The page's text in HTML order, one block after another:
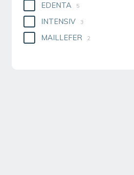
EDENTA 5
INTENSIV 3
MAILLEFER 2